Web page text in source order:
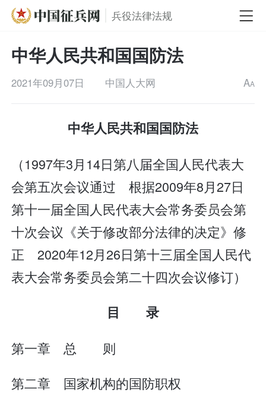
兵役法律法规
中华人民共和国国防法
2021年09月07日 中国人大网 AA
中华人民共和国国防法
（1997年3月14日第八届全国人民代表大
会第五次会议通过 根据2009年8月27日
第十一届全国人民代表大会常务委员会第
十次会议《关于修改部分法律的决定》修
正 2020年12月26日第十三届全国人民代
表大会常务委员会第二十四次会议修订）
目 录
第一章 总 则
第二章 国家机构的国防职权